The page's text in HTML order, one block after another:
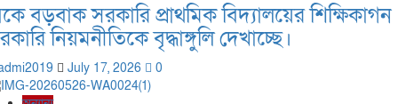
বড়বাক সরকারি প্রাথমিক বিদ্যালয়ের শিক্ষিকাগন
নিয়মনীতিকে বৃদ্ধাঙ্গুলি দেখাচ্ছে।
July 17, 2026 0